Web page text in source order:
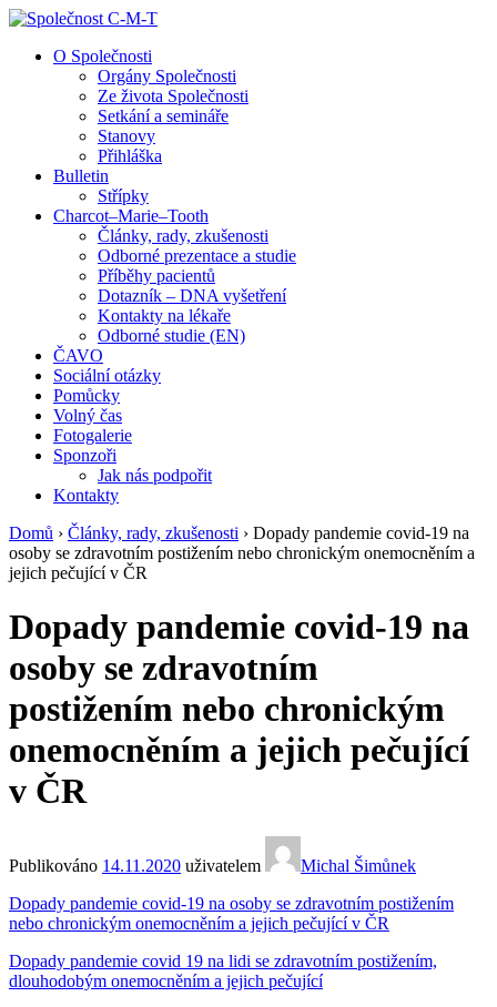
↓
O Společnosti
Orgány Společnosti
Ze života Společnosti
Setkání a semináře
Stanovy
Přihláška
Bulletin
Střípky
Charcot–Marie–Tooth
Články, rady, zkušenosti
Odborné prezentace a studie
Příběhy pacientů
Dotazník – DNA vyšetření
Kontakty na lékaře
Odborné studie (EN)
ČAVO
Sociální otázky
Pomůcky
Volný čas
Fotogalerie
Sponzoři
Jak nás podpořit
Kontakty
Domů › Články, rady, zkušenosti › Dopady pandemie covid-19 na
osoby se zdravotním postižením nebo chronickým onemocněním a
jejich pečující v ČR
Dopady pandemie covid-19 na
osoby se zdravotním
postižením nebo chronickým
onemocněním a jejich pečující
v ČR
Publikováno 14.11.2020 uživatelem
Michal Šimůnek
Dopady pandemie covid-19 na osoby se zdravotním postižením
nebo chronickým onemocněním a jejich pečující v ČR
Dopady pandemie covid 19 na lidi se zdravotním postižením,
dlouhodobým onemocněním a jejich pečující